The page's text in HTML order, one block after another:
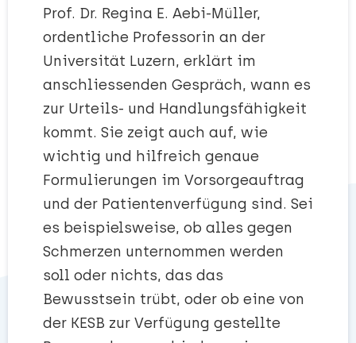
Prof. Dr. Regina E. Aebi-Müller,
ordentliche Professorin an der
Universität Luzern, erklärt im
anschliessenden Gespräch, wann es
zur Urteils- und Handlungsfähigkeit
kommt. Sie zeigt auch auf, wie
wichtig und hilfreich genaue
Formulierungen im Vorsorgeauftrag
und der Patientenverfügung sind. Sei
es beispielsweise, ob alles gegen
Schmerzen unternommen werden
soll oder nichts, das das
Bewusstsein trübt, oder ob eine von
der KESB zur Verfügung gestellte